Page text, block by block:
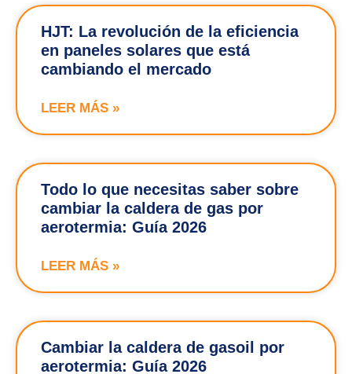
HJT: La revolución de la eficiencia
en paneles solares que está
cambiando el mercado
LEER MÁS »
Todo lo que necesitas saber sobre
cambiar la caldera de gas por
aerotermia: Guía 2026
LEER MÁS »
Cambiar la caldera de gasoil por
aerotermia: Guía 2026